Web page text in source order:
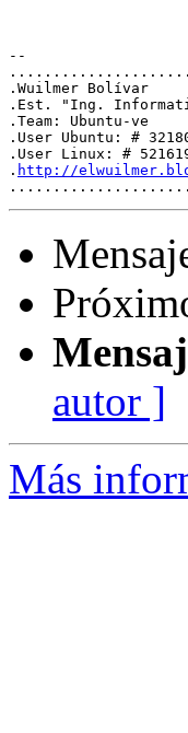
--
.Wuilmer
.Est. "Ing.
.Team: Ubuntu-
.User Ubuntu: #
.User Linux: #
. http://
autor ]
Más